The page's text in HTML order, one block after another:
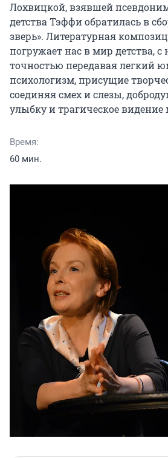
Лохвицкой, взявшей
детства Тэффи обратилась в
зверь». Литературная
погружает нас в мир детства, с
точностью передавая легкий
психологизм, присущие
соединяя смех и слезы,
улыбку и трагическое видение
Время:
60 мин.